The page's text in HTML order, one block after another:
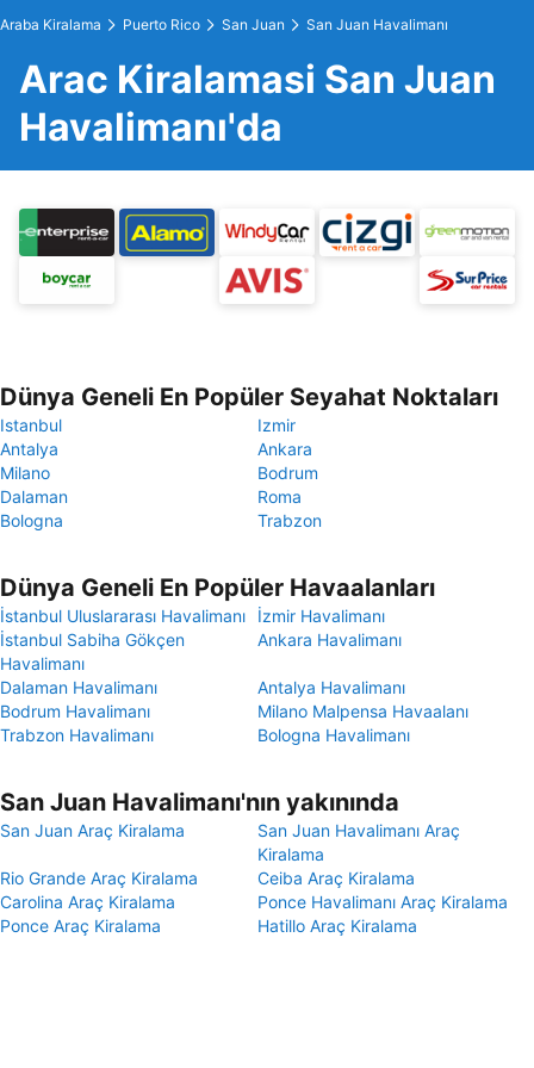
Araba Kiralama Puerto Rico San Juan San Juan Havalimanı
Arac Kiralamasi San Juan
Havalimanı'da
Dünya Geneli En Popüler Seyahat Noktaları
Istanbul
Izmir
Antalya
Ankara
Milano
Bodrum
Dalaman
Roma
Bologna
Trabzon
Dünya Geneli En Popüler Havaalanları
İstanbul Uluslararası Havalimanı
İzmir Havalimanı
İstanbul Sabiha Gökçen
Havalimanı
Ankara Havalimanı
Dalaman Havalimanı
Antalya Havalimanı
Bodrum Havalimanı
Milano Malpensa Havaalanı
Trabzon Havalimanı
Bologna Havalimanı
San Juan Havalimanı'nın yakınında
San Juan Araç Kiralama
San Juan Havalimanı Araç
Kiralama
Rio Grande Araç Kiralama
Ceiba Araç Kiralama
Carolina Araç Kiralama
Ponce Havalimanı Araç Kiralama
Ponce Araç Kiralama
Hatillo Araç Kiralama